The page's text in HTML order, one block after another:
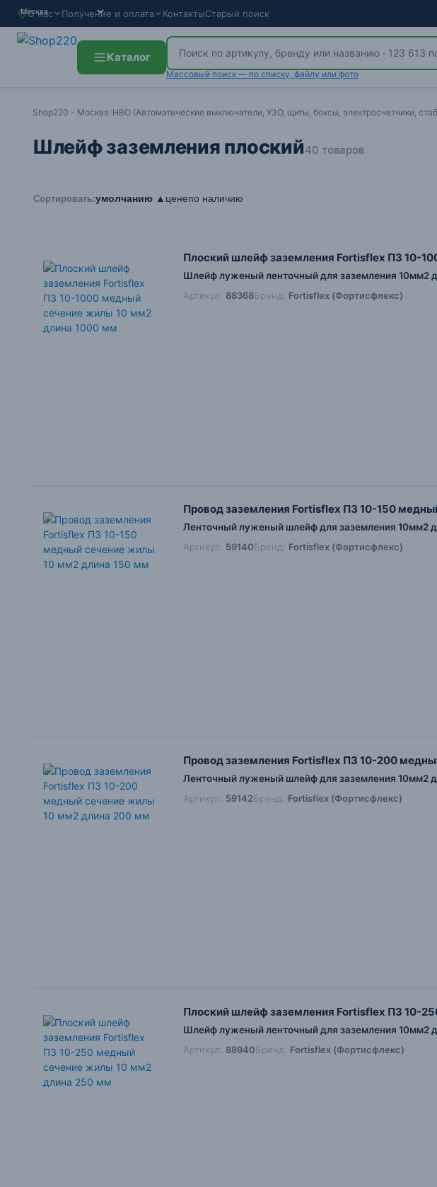
О нас Получение и оплата КонтактыСтарый поиск
Каталог
Массовый поиск — по списку, файлу или фото
Shop220 - Москва НВО (Автоматические выключатели, УЗО, щиты, боксы, электросчетчики,
Шлейф заземления плоский40 товаров
Сортировать:умолчанию ▲ ценепо наличию
Плоский шлейф заземления Fortisflex ПЗ 10-
Шлейф луженый ленточный для заземления 10мм2
Артикул: 88368Бренд: Fortisflex (Фортисфлекс)
Провод заземления Fortisflex ПЗ 10-150
Ленточный луженый шлейф для заземления 10мм2
Артикул: 59140Бренд: Fortisflex (Фортисфлекс)
Провод заземления Fortisflex ПЗ 10-200
Ленточный луженый шлейф для заземления 10мм2
Артикул: 59142Бренд: Fortisflex (Фортисфлекс)
Плоский шлейф заземления Fortisflex ПЗ 10-
Шлейф луженый ленточный для заземления 10мм2
Артикул: 88940Бренд: Fortisflex (Фортисфлекс)